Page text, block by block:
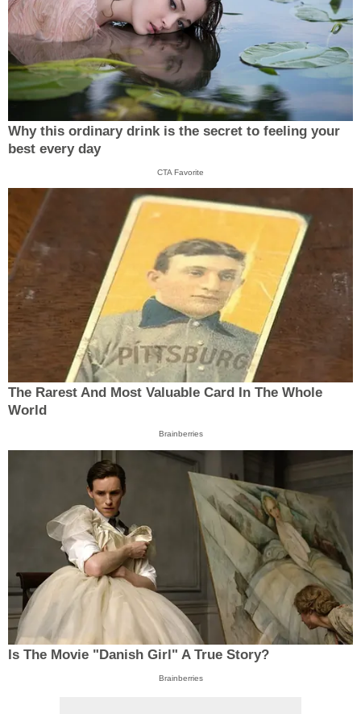
Why this ordinary drink is the secret to feeling your
best every day
CTA Favorite
The Rarest And Most Valuable Card In The Whole
World
Brainberries
Is The Movie "Danish Girl" A True Story?
Brainberries